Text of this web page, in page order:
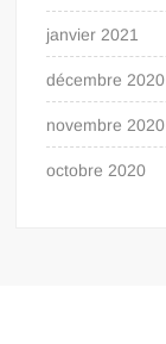
janvier 2021
décembre 2020
novembre 2020
octobre 2020